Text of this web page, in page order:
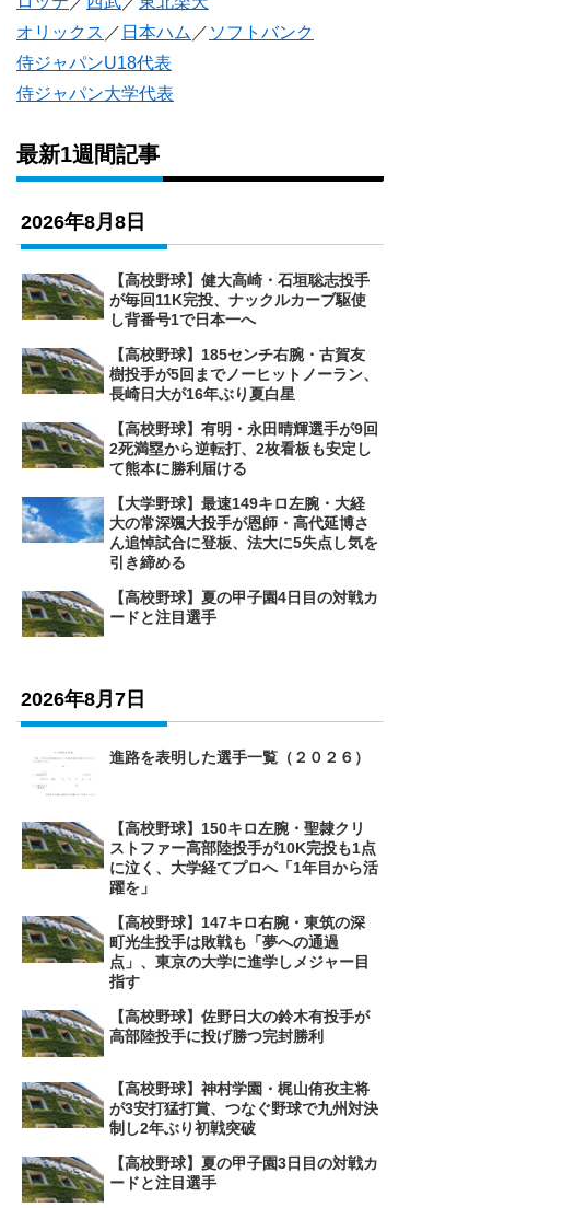
オリックス ／ 日本ハム ／ ソフトバンク
侍ジャパンU18代表
侍ジャパン大学代表
最新1週間記事
2026年8月8日
【高校野球】健大高崎・石垣聡志投手
が毎回11K完投、ナックルカーブ駆使
し背番号1で日本一へ
【高校野球】185センチ右腕・古賀友
樹投手が5回までノーヒットノーラン、
長崎日大が16年ぶり夏白星
【高校野球】有明・永田晴輝選手が9回
2死満塁から逆転打、2枚看板も安定し
て熊本に勝利届ける
【大学野球】最速149キロ左腕・大経
大の常深颯大投手が恩師・高代延博さ
ん追悼試合に登板、法大に5失点し気を
引き締める
【高校野球】夏の甲子園4日目の対戦カ
ードと注目選手
2026年8月7日
進路を表明した選手一覧（２０２６）
【高校野球】150キロ左腕・聖隷クリ
ストファー高部陸投手が10K完投も1点
に泣く、大学経てプロへ「1年目から活
躍を」
【高校野球】147キロ右腕・東筑の深
町光生投手は敗戦も「夢への通過
点」、東京の大学に進学しメジャー目
指す
【高校野球】佐野日大の鈴木有投手が
高部陸投手に投げ勝つ完封勝利
【高校野球】神村学園・梶山侑孜主将
が3安打猛打賞、つなぐ野球で九州対決
制し2年ぶり初戦突破
【高校野球】夏の甲子園3日目の対戦カ
ードと注目選手